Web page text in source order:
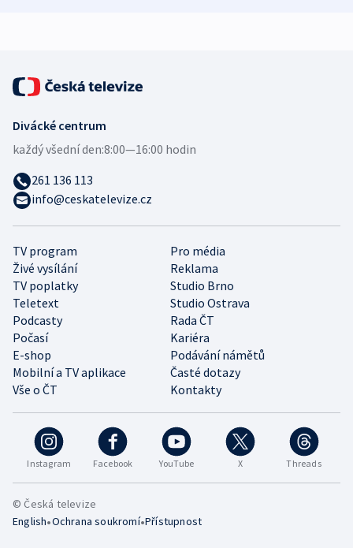
Instagram Facebook YouTube X Threads
TV program
Pro média
Živé vysílání
Reklama
TV poplatky
Studio Brno
Teletext
Studio Ostrava
Podcasty
Rada ČT
Počasí
Kariéra
E-shop
Podávání námětů
Mobilní a TV aplikace
Časté dotazy
Vše o ČT
Kontakty
Divácké centrum
každý všední den:8:00—16:00 hodin
261 136 113
info@ceskatelevize.cz
© Česká televize
English•Ochrana soukromí•Přístupnost